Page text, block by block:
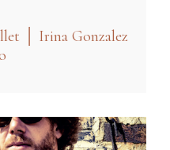
│ Irina Gonzalez